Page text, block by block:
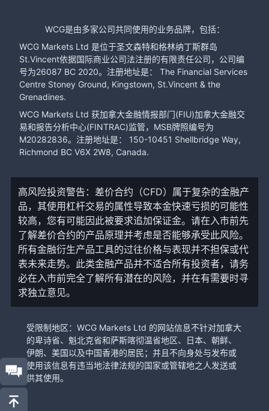
WCG是由多家公司共同使用的业务品牌，包括：
WCG Markets Ltd 是位于圣文森特和格林纳丁斯群岛
St.Vincent依据国际商业公司法注册的有限责任公司，公司编
号为26087 BC 2020。注册地址是： The Financial Services
Centre Stoney Ground, Kingstown, St.Vincent & the
Grenadines.
WCG Markets Ltd 获加拿大金融情报部门(FIU)加拿大金融交
易和报告分析中心(FINTRAC)监管，MSB牌照编号为
M20282836。注册地址是： 150-10451 Shellbridge Way,
Richmond BC V6X 2W8, Canada.
高风险投资警告：差价合约（CFD）属于复杂的金融产
品，其使用杠杆交易的属性导致本金快速亏损的可能性
较高，您有可能因此被要求追加保证金。请在入市前先
了解差价合约的产品原理并考虑是否能够承受此风险。
所有金融衍生产品工具的过往价格与表现并不担保或代
表未来走势。此类金融产品并不适合所有投资者，请务
必在入市前完全了解所有潜在的风险，并在有需要时寻
求独立意见。
受限制地区：WCG Markets Ltd 的网站信息不针对加拿大
的卑诗省、魁北克省和萨斯喀彻温省地区、日本、朝鲜、
伊朗、美国以及中国香港的居民；并且不向身处与发布或
使用该信息有违当地法律法规的国家或管辖地之人发送或
供其使用。